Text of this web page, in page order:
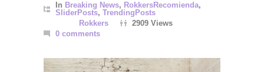
In Breaking News, RokkersRecomienda,
SliderPosts, TrendingPosts
Rokkers
2909 Views
0 comments